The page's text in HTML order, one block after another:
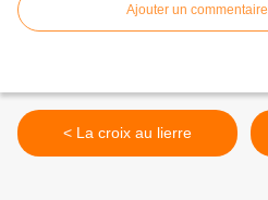
Ajouter un commentaire
< La croix au lierre